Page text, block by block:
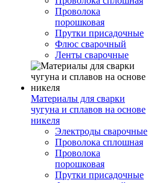
Проволока
порошковая
Прутки присадочные
Флюс сварочный
Ленты сварочные
Материалы для сварки
чугуна и сплавов на основе
никеля
Электроды сварочные
Проволока сплошная
Проволока
порошковая
Прутки присадочные